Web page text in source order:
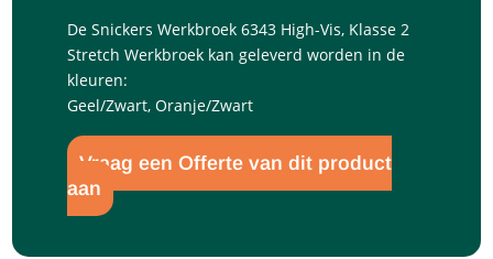
De Snickers Werkbroek 6343 High-Vis, Klasse 2
Stretch Werkbroek kan geleverd worden in de
kleuren:
Geel/Zwart, Oranje/Zwart
Vraag een Offerte van dit product
aan